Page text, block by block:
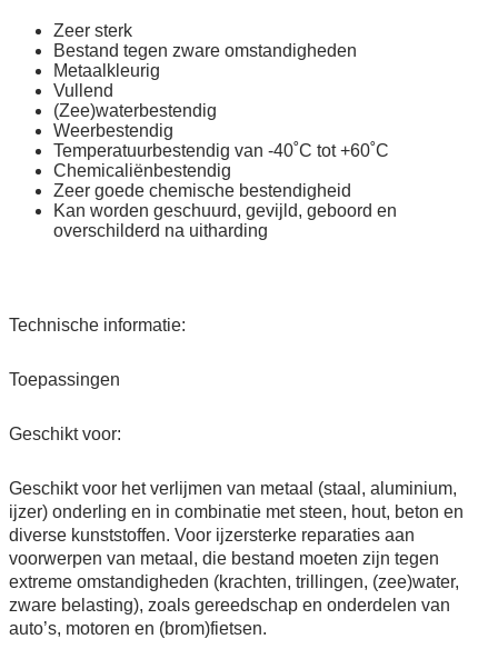
Zeer sterk
Bestand tegen zware omstandigheden
Metaalkleurig
Vullend
(Zee)waterbestendig
Weerbestendig
Temperatuurbestendig van -40˚C tot +60˚C
Chemicaliënbestendig
Zeer goede chemische bestendigheid
Kan worden geschuurd, gevijld, geboord en
overschilderd na uitharding
Technische informatie:
Toepassingen
Geschikt voor:
Geschikt voor het verlijmen van metaal (staal, aluminium,
ijzer) onderling en in combinatie met steen, hout, beton en
diverse kunststoffen. Voor ijzersterke reparaties aan
voorwerpen van metaal, die bestand moeten zijn tegen
extreme omstandigheden (krachten, trillingen, (zee)water,
zware belasting), zoals gereedschap en onderdelen van
auto’s, motoren en (brom)fietsen.